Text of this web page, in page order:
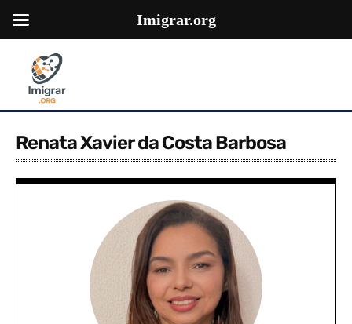
Renata Xavier da Costa Barbosa
Imigrar.org